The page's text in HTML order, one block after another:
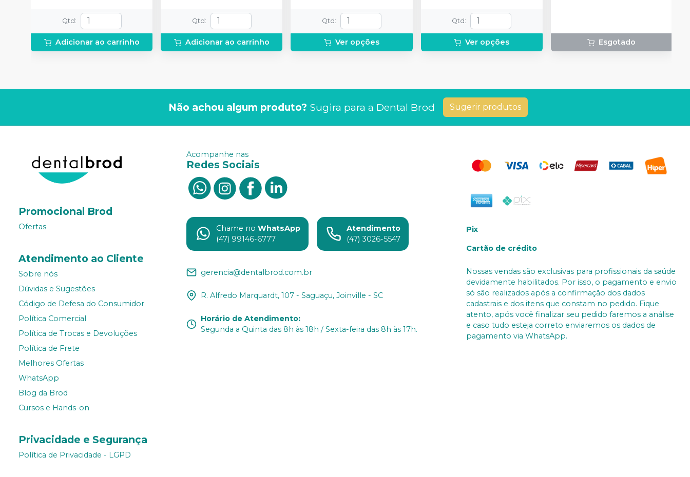
Qtd :
Adicionar ao carrinho
Qtd :
Adicionar ao carrinho
Qtd :
Ver opções
Qtd :
Ver opções Esgotado
Não achou algum produto? Sugira para a Dental Brod Sugerir produtos
Promocional Brod
Ofertas
Atendimento ao Cliente
Sobre nós
Dúvidas e Sugestões
Código de Defesa do Consumidor
Política Comercial
Política de Trocas e Devoluções
Política de Frete
Melhores Ofertas
WhatsApp
Blog da Brod
Cursos e Hands-on
Privacidade e Segurança
Política de Privacidade - LGPD
Acompanhe nas
Redes Sociais
Chame no WhatsApp
(47) 99146-6777
Atendimento
(47) 3026-5547
gerencia@dentalbrod.com.br
R. Alfredo Marquardt, 107 - Saguaçu, Joinville - SC
Horário de Atendimento:
Segunda a Quinta das 8h às 18h / Sexta-feira das 8h às 17h.
Pix
Cartão de crédito
Nossas vendas são exclusivas para profissionais da saúde
devidamente habilitados. Por isso, o pagamento e envio
só são realizados após a confirmação dos dados
cadastrais e dos itens que constam no pedido. Fique
atento, após você finalizar seu pedido faremos a análise
e caso tudo esteja correto enviaremos os dados de
pagamento via WhatsApp.